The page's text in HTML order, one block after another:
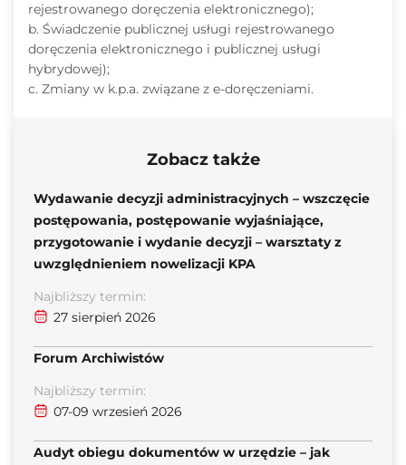
rejestrowanego doręczenia elektronicznego);
b. Świadczenie publicznej usługi rejestrowanego
doręczenia elektronicznego i publicznej usługi
hybrydowej);
c. Zmiany w k.p.a. związane z e-doręczeniami.
Zobacz także
Wydawanie decyzji administracyjnych – wszczęcie
postępowania, postępowanie wyjaśniające,
przygotowanie i wydanie decyzji – warsztaty z
uwzględnieniem nowelizacji KPA
Najbliższy termin:
27 sierpień 2026
Forum Archiwistów
Najbliższy termin:
07-09 wrzesień 2026
Audyt obiegu dokumentów w urzędzie – jak